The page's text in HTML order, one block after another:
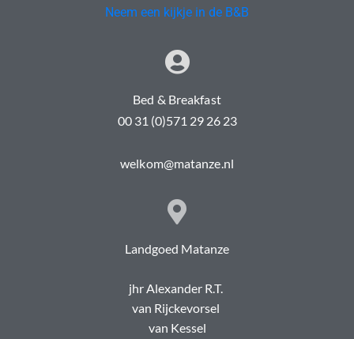
Neem een kijkje in de B&B
Bed & Breakfast
00 31 (0)571 29 26 23
welkom@matanze.nl
Landgoed Matanze
jhr Alexander R.T.
van Rijckevorsel
van Kessel